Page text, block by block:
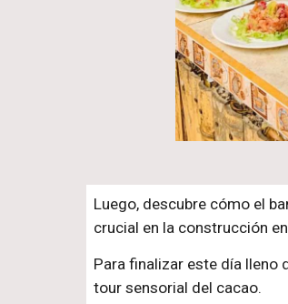
Luego, descubre cómo el
crucial en la construcción
Para finalizar este día lleno
tour sensorial del cacao.